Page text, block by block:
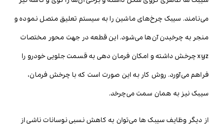
می‌نامند. سیبک چرخ‌های ماشین را به سیستم تعلیق متصل نموده و
منجر به چرخیدن آن‌ها می‌شود. این قطعه در جهت محور مختصات
xyz چرخش داشته و امکان فرمان دهی به قسمت جلویی خودرو را
فراهم می‌آورد. روش کار به این صورت است که با چرخش فرمان،
سیبک نیز به همان سمت می‌چرخد.
از دیگر وظایف سیبک ها می‌توان به کاهش نسبی نوسانات ناشی از